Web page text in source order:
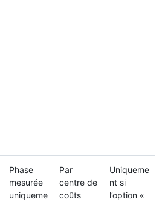
Phase
mesurée
uniqueme
Par
centre de
coûts
Uniqueme
nt si
l’option «